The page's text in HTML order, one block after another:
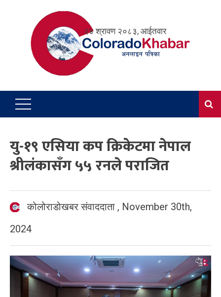
२४ श्रावण २०८३, आईतवार
यु-१९ एसिया कप क्रिकेटमा नेपाल
श्रीलंकासँग ५५ रनले पराजित
कोलोराडोखबर संवाददाता , November 30th,
2024